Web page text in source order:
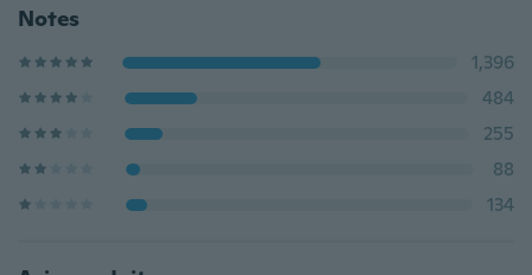
Notes
1,396
484
255
88
134